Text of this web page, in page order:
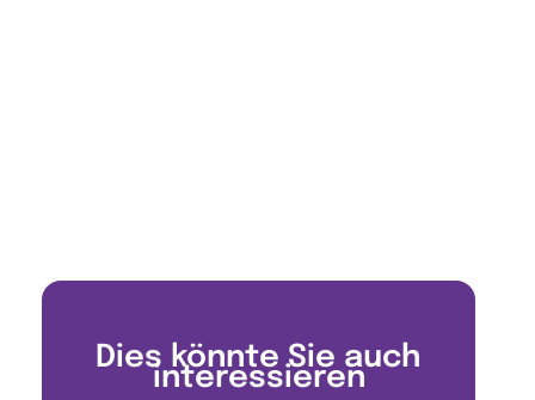
Dies könnte Sie auch
interessieren